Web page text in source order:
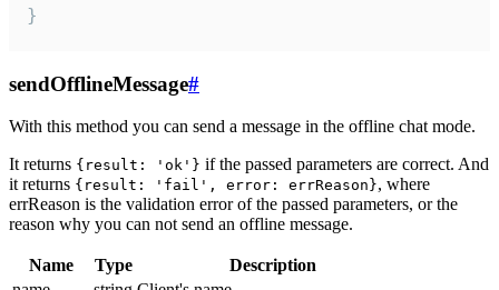
}
sendOfflineMessage#
With this method you can send a message in the offline chat mode.
It returns {result: 'ok'} if the passed parameters are correct. And
it returns {result: 'fail', error: errReason}, where
errReason is the validation error of the passed parameters, or the
reason why you can not send an offline message.
Name Type
Description